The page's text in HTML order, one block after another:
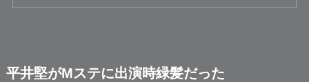
平井堅がMステに出演時緑髪だった